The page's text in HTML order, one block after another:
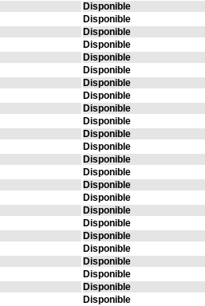
Disponible
Disponible
Disponible
Disponible
Disponible
Disponible
Disponible
Disponible
Disponible
Disponible
Disponible
Disponible
Disponible
Disponible
Disponible
Disponible
Disponible
Disponible
Disponible
Disponible
Disponible
Disponible
Disponible
Disponible